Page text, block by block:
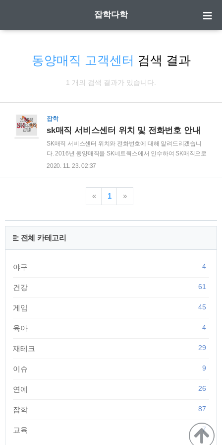
잡학다학
동양매직 고객센터 검색 결과
1 개의 검색 결과가 있습니다.
잡학
sk매직 서비스센터 위치 및 전화번호 안내
SK매직 서비스센터 위치와 전화번호에 대해 알려드리겠습니
다. 2016년 동양매직을 SK네트웍스에서 인수하여 SK매직으로
변경되었는데요. 기존 동양매직 제품에 대해서도 SK매직에서
www.skmagic.com/customer/asCenter 우선 공식 홈페이지를
방문하면 아래와 같은 화면이 보입니다. 지도에서 원하는 위치
있습니다. 오른쪽 지도보기를 누르면 상세 위치와 약도를 볼 수
있습니다. 그리고 휴대폰번호를 입력하면 해당 서비스센터의
주소를 문자로 전송 받을수 있기때문에 별도로 메모하지 않아
2020. 11. 23. 02:37
« 1 »
전체 카테고리
야구 4
건강 61
게임 45
육아 4
재테크 29
이슈 9
연예 26
잡학 87
교육 7